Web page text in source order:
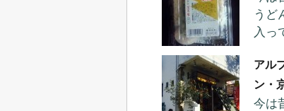
うど
入っ
アル
ン・
今は